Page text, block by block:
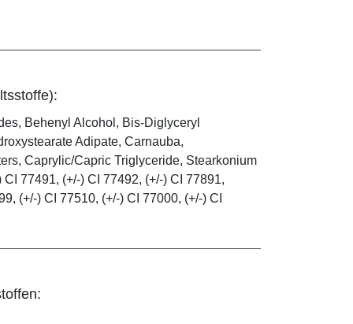
Behenyl Alcohol, Bis-Diglyceryl
Adipate, Carnauba,
Caprylic/Capric Triglyceride, Stearkonium
77491, (+/-) CI 77492, (+/-) CI 77891,
(+/-) CI 77510, (+/-) CI 77000, (+/-) CI